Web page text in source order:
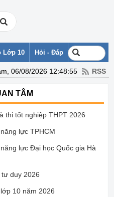
Lớp 10 Hỏi - Đáp
06/08/2026 12:48:55 RSS
TÂM
thi tốt nghiệp THPT 2026
lực TPHCM
lực Đại học Quốc gia Hà
duy 2026
10 năm 2026